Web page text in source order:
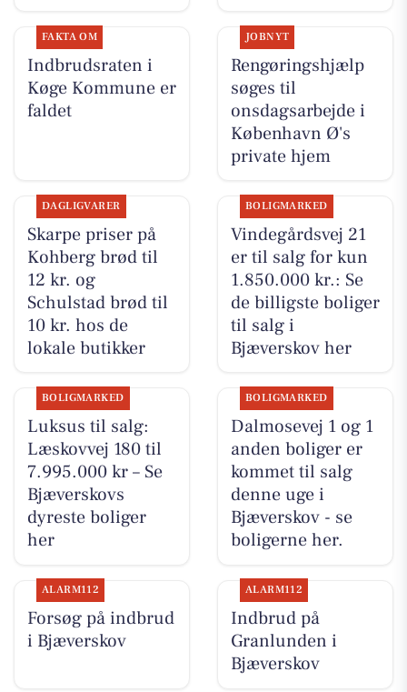
FAKTA OM
Indbrudsraten i
Køge Kommune er
faldet
JOBNYT
Rengøringshjælp
søges til
onsdagsarbejde i
København Ø's
private hjem
DAGLIGVARER
Skarpe priser på
Kohberg brød til
12 kr. og
Schulstad brød til
10 kr. hos de
lokale butikker
BOLIGMARKED
Vindegårdsvej 21
er til salg for kun
1.850.000 kr.: Se
de billigste boliger
til salg i
Bjæverskov her
BOLIGMARKED
Luksus til salg:
Læskovvej 180 til
7.995.000 kr – Se
Bjæverskovs
dyreste boliger
her
BOLIGMARKED
Dalmosevej 1 og 1
anden boliger er
kommet til salg
denne uge i
Bjæverskov - se
boligerne her.
ALARM112
Forsøg på indbrud
i Bjæverskov
ALARM112
Indbrud på
Granlunden i
Bjæverskov